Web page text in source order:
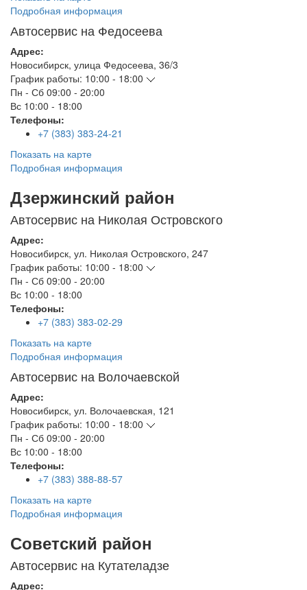
Подробная информация
Автосервис на Федосеева
Адрес:
Новосибирск, улица Федосеева, 36/3
График работы: 10:00 - 18:00
Пн - Сб 09:00 - 20:00
Вс 10:00 - 18:00
Телефоны:
+7 (383) 383-24-21
Показать на карте
Подробная информация
Дзержинский район
Автосервис на Николая Островского
Адрес:
Новосибирск, ул. Николая Островского, 247
График работы: 10:00 - 18:00
Пн - Сб 09:00 - 20:00
Вс 10:00 - 18:00
Телефоны:
+7 (383) 383-02-29
Показать на карте
Подробная информация
Автосервис на Волочаевской
Адрес:
Новосибирск, ул. Волочаевская, 121
График работы: 10:00 - 18:00
Пн - Сб 09:00 - 20:00
Вс 10:00 - 18:00
Телефоны:
+7 (383) 388-88-57
Показать на карте
Подробная информация
Советский район
Автосервис на Кутателадзе
Адрес: